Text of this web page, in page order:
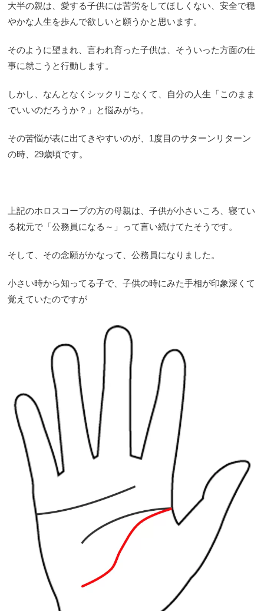
大半の親は、愛する子供には苦労をしてほしくない、安全で穏
やかな人生を歩んで欲しいと願うかと思います。
そのように望まれ、言われ育った子供は、そういった方面の仕
事に就こうと行動します。
しかし、なんとなくシックリこなくて、自分の人生「このまま
でいいのだろうか？」と悩みがち。
その苦悩が表に出てきやすいのが、1度目のサターンリターン
の時、29歳頃です。
上記のホロスコープの方の母親は、子供が小さいころ、寝てい
る枕元で「公務員になる～」って言い続けてたそうです。
そして、その念願がかなって、公務員になりました。
小さい時から知ってる子で、子供の時にみた手相が印象深くて
覚えていたのですが